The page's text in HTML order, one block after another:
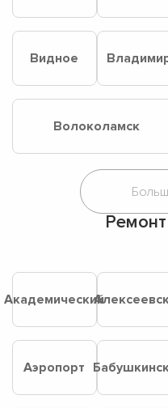
Видное
Волоколамск
Академический
Аэропорт